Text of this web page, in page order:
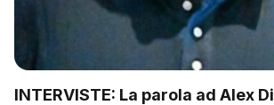
INTERVISTE: La parola ad Alex